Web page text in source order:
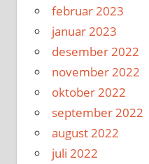
februar 2023
januar 2023
desember 2022
november 2022
oktober 2022
september 2022
august 2022
juli 2022